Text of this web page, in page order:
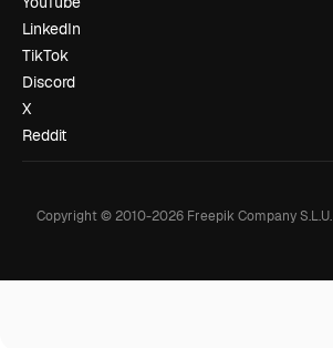
LinkedIn
TikTok
Discord
X
Reddit
Copyright © 2010-2026Freepik Company S.L.U.